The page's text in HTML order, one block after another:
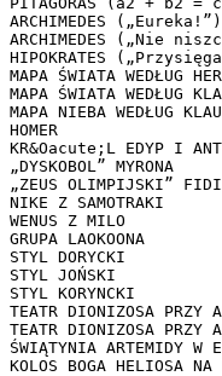
ARCHIMEDES („Eureka!”)
ARCHIMEDES („Nie
HIPOKRATES
MAPA ŚWIATA WEDŁUG
MAPA ŚWIATA WEDŁUG
MAPA NIEBA WEDŁUG
HOMER
KR&Oacute;L EDYP I
„DYSKOBOL” MYRONA
„ZEUS OLIMPIJSKI”
NIKE Z SAMOTRAKI
WENUS Z MILO
GRUPA LAOKOONA
STYL DORYCKI
STYL JOŃSKI
STYL KORYNCKI
TEATR DIONIZOSA PRZY
TEATR DIONIZOSA PRZY
ŚWIĄTYNIA ARTEMIDY W
KOLOS BOGA HELIOSA NA